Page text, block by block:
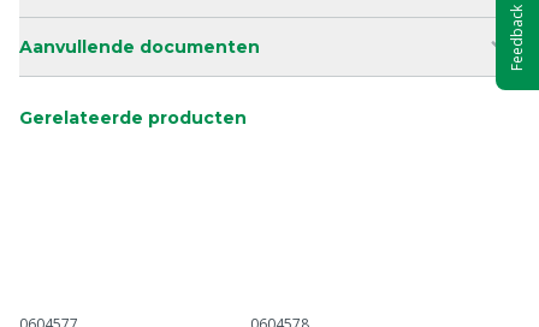
Aanvullende documenten
Gerelateerde producten
Feedback